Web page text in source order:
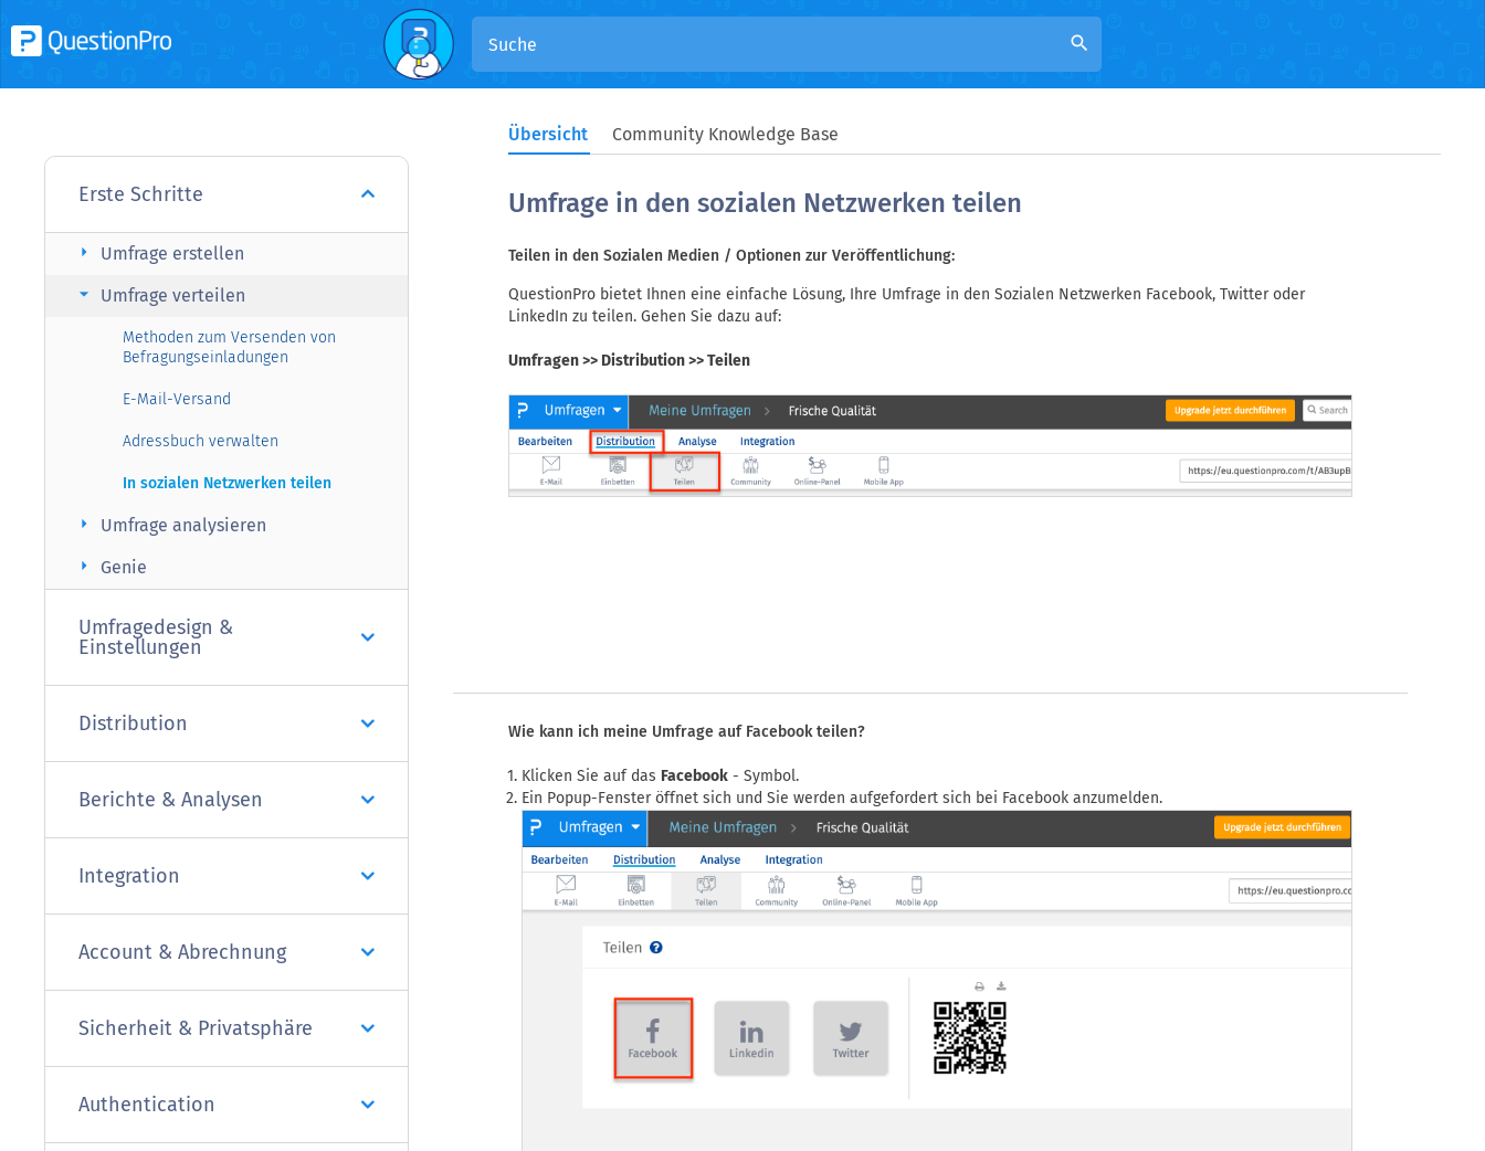
search
Übersicht Community Knowledge Base
Erste Schritte
Umfrage erstellen
arrow_right
Umfrage verteilen
arrow_right
Methoden zum Versenden von
Befragungseinladungen
E-Mail-Versand
Adressbuch verwalten
In sozialen Netzwerken teilen
Umfrage analysieren
arrow_right
Genie
arrow_right
Umfragedesign &
Einstellungen
Distribution
Berichte & Analysen
Integration
Account & Abrechnung
Sicherheit & Privatsphäre
Authentication
Umfrage in den sozialen Netzwerken teilen
Teilen in den Sozialen Medien / Optionen zur Veröffentlichung:
QuestionPro bietet Ihnen eine einfache Lösung, Ihre Umfrage in den Sozialen Netzwerken Facebook, Twitter oder
LinkedIn zu teilen. Gehen Sie dazu auf:
Umfragen >> Distribution >> Teilen
Wie kann ich meine Umfrage auf Facebook teilen?
Klicken Sie auf das Facebook - Symbol.
Ein Popup-Fenster öffnet sich und Sie werden aufgefordert sich bei Facebook anzumelden.